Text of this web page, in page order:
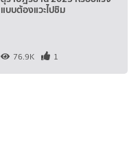
แบบต้องแวะไปชิม
76.9K 1